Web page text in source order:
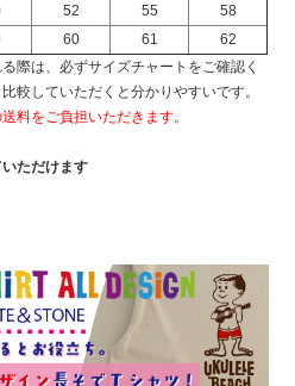
52 55
58
60 61
62
際は、必ずサイズチャートをご確認く
較していただくと分かりやすいです。
料をご負担いただきます。
ただけます